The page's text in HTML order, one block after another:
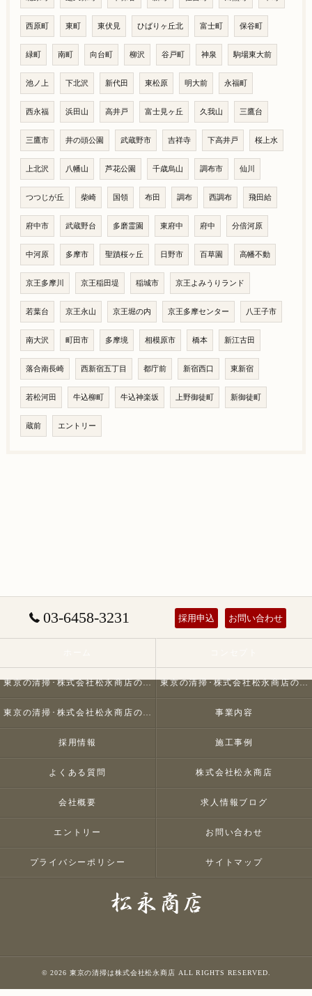
西原町 東町 東伏見 ひばりヶ丘北 富士町 保谷町
緑町 南町 向台町 柳沢 谷戸町 神泉 駒場東大前
池ノ上 下北沢 新代田 東松原 明大前 永福町
西永福 浜田山 高井戸 富士見ヶ丘 久我山 三鷹台
三鷹市 井の頭公園 武蔵野市 吉祥寺 下高井戸 桜上水
上北沢 八幡山 芦花公園 千歳烏山 調布市 仙川
つつじが丘 柴崎 国領 布田 調布 西調布 飛田給
府中市 武蔵野台 多磨霊園 東府中 府中 分倍河原
中河原 多摩市 聖蹟桜ヶ丘 日野市 百草園 高幡不動
京王多摩川 京王稲田堤 稲城市 京王よみうりランド
若葉台 京王永山 京王堀の内 京王多摩センター 八王子市
南大沢 町田市 多摩境 相模原市 橋本 新江古田
落合南長崎 西新宿五丁目 都庁前 新宿西口 東新宿
若松河田 牛込柳町 牛込神楽坂 上野御徒町 新御徒町
蔵前 エントリー
03-6458-3231 採用申込 お問い合わせ
東京の清掃･株式会社松永商店の口コミ情報 東京の清掃･株式会社松永商店の評判
東京の清掃･株式会社松永商店のお客様の声 事業内容
採用情報 施工事例
よくある質問 株式会社松永商店
会社概要 求人情報ブログ
エントリー お問い合わせ
プライバシーポリシー サイトマップ
© 2026 東京の清掃は株式会社松永商店 ALL RIGHTS RESERVED.